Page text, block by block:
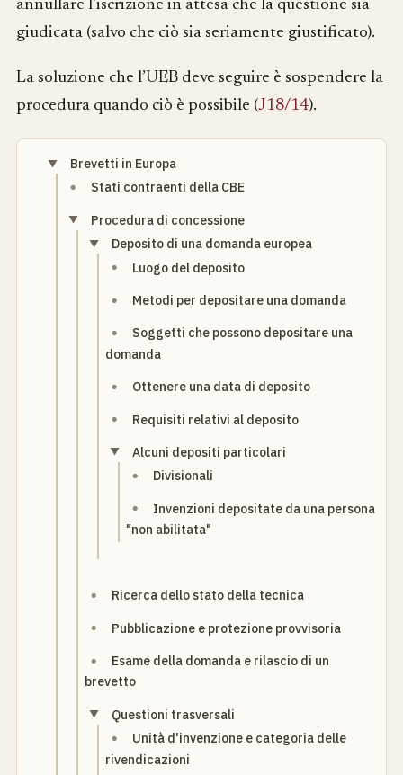
annullare l’iscrizione in attesa che la questione sia
giudicata (salvo che ciò sia seriamente giustificato).
La soluzione che l’UEB deve seguire è sospendere la
procedura quando ciò è possibile (J18/14).
Brevetti in Europa
Stati contraenti della CBE
Procedura di concessione
Deposito di una domanda europea
Luogo del deposito
Metodi per depositare una domanda
Soggetti che possono depositare una
domanda
Ottenere una data di deposito
Requisiti relativi al deposito
Alcuni depositi particolari
Divisionali
Invenzioni depositate da una persona
"non abilitata"
Ricerca dello stato della tecnica
Pubblicazione e protezione provvisoria
Esame della domanda e rilascio di un
brevetto
Questioni trasversali
Unità d'invenzione e categoria delle
rivendicazioni